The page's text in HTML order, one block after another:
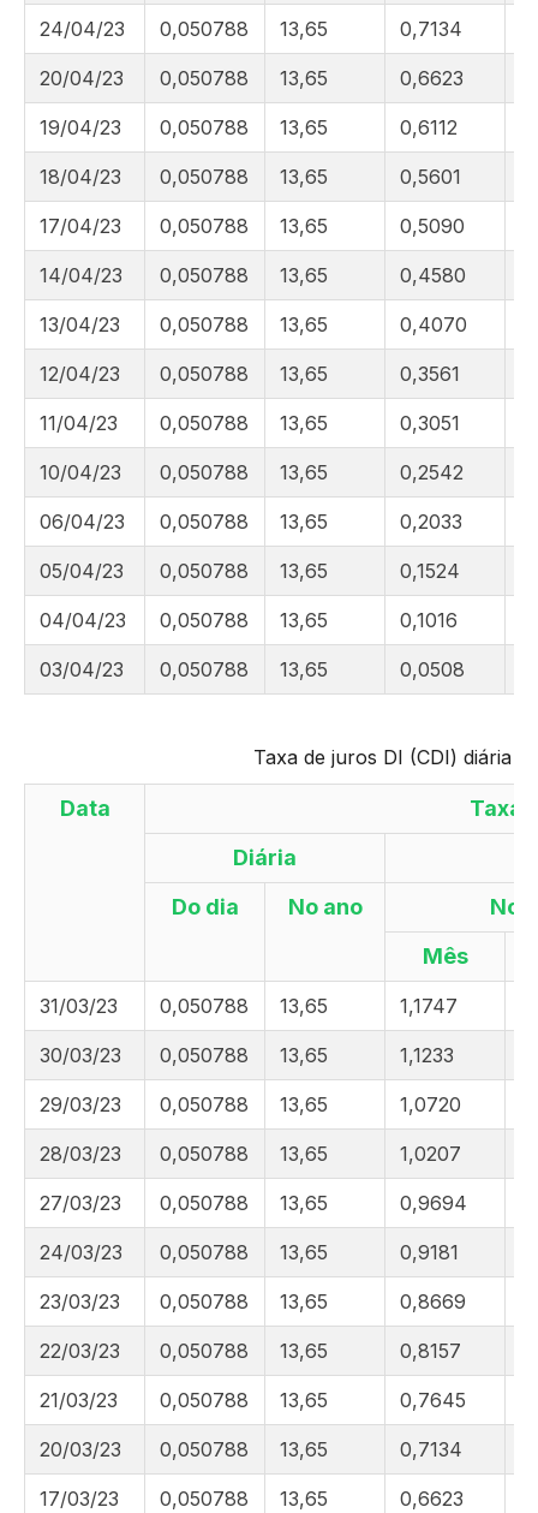
24/04/23 0,050788 13,65 0,7134
20/04/23 0,050788 13,65 0,6623
19/04/23 0,050788 13,65 0,6112
18/04/23 0,050788 13,65 0,5601
17/04/23 0,050788 13,65 0,5090
14/04/23 0,050788 13,65 0,4580
13/04/23 0,050788 13,65 0,4070
12/04/23 0,050788 13,65 0,3561
11/04/23 0,050788 13,65 0,3051
10/04/23 0,050788 13,65 0,2542
06/04/23 0,050788 13,65 0,2033
05/04/23 0,050788 13,65 0,1524
04/04/23 0,050788 13,65 0,1016
03/04/23 0,050788 13,65 0,0508
Taxa de juros DI (CDI) diária –
Data
Taxa
Diária
Do dia
No ano
No
Mês
31/03/23 0,050788 13,65 1,1747
30/03/23 0,050788 13,65 1,1233
29/03/23 0,050788 13,65 1,0720
28/03/23 0,050788 13,65 1,0207
27/03/23 0,050788 13,65 0,9694
24/03/23 0,050788 13,65 0,9181
23/03/23 0,050788 13,65 0,8669
22/03/23 0,050788 13,65 0,8157
21/03/23 0,050788 13,65 0,7645
20/03/23 0,050788 13,65 0,7134
17/03/23 0,050788 13,65 0,6623